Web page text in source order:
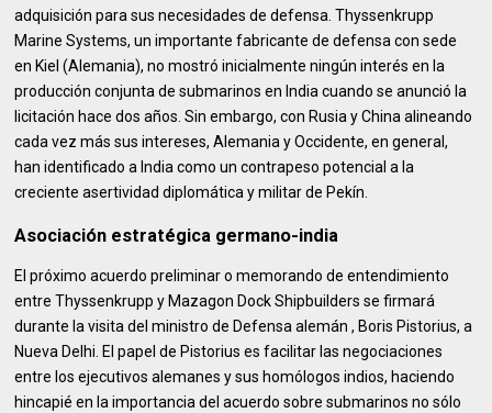
adquisición para sus necesidades de defensa. Thyssenkrupp
Marine Systems, un importante fabricante de defensa con sede
en Kiel (Alemania), no mostró inicialmente ningún interés en la
producción conjunta de submarinos en India cuando se anunció la
licitación hace dos años. Sin embargo, con Rusia y China alineando
cada vez más sus intereses, Alemania y Occidente, en general,
han identificado a India como un contrapeso potencial a la
creciente asertividad diplomática y militar de Pekín.
Asociación estratégica germano-india
El próximo acuerdo preliminar o memorando de entendimiento
entre Thyssenkrupp y Mazagon Dock Shipbuilders se firmará
durante la visita del ministro de Defensa alemán , Boris Pistorius, a
Nueva Delhi. El papel de Pistorius es facilitar las negociaciones
entre los ejecutivos alemanes y sus homólogos indios, haciendo
hincapié en la importancia del acuerdo sobre submarinos no sólo